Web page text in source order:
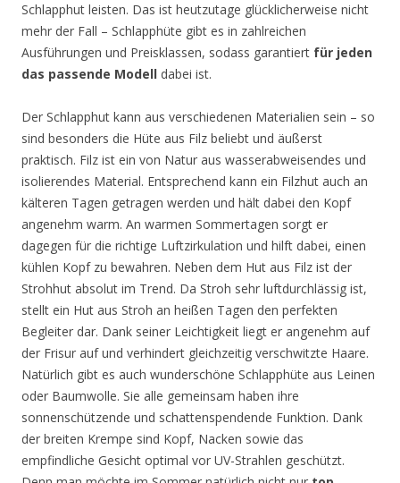
Schlapphut leisten. Das ist heutzutage glücklicherweise nicht
mehr der Fall – Schlapphüte gibt es in zahlreichen
Ausführungen und Preisklassen, sodass garantiert für jeden
das passende Modell dabei ist.
Der Schlapphut kann aus verschiedenen Materialien sein – so
sind besonders die Hüte aus Filz beliebt und äußerst
praktisch. Filz ist ein von Natur aus wasserabweisendes und
isolierendes Material. Entsprechend kann ein Filzhut auch an
kälteren Tagen getragen werden und hält dabei den Kopf
angenehm warm. An warmen Sommertagen sorgt er
dagegen für die richtige Luftzirkulation und hilft dabei, einen
kühlen Kopf zu bewahren. Neben dem Hut aus Filz ist der
Strohhut absolut im Trend. Da Stroh sehr luftdurchlässig ist,
stellt ein Hut aus Stroh an heißen Tagen den perfekten
Begleiter dar. Dank seiner Leichtigkeit liegt er angenehm auf
der Frisur auf und verhindert gleichzeitig verschwitzte Haare.
Natürlich gibt es auch wunderschöne Schlapphüte aus Leinen
oder Baumwolle. Sie alle gemeinsam haben ihre
sonnenschützende und schattenspendende Funktion. Dank
der breiten Krempe sind Kopf, Nacken sowie das
empfindliche Gesicht optimal vor UV-Strahlen geschützt.